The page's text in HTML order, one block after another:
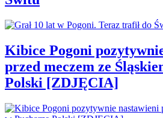
Kibice Pogoni
przed meczem ze
Polski [ZDJĘCIA]